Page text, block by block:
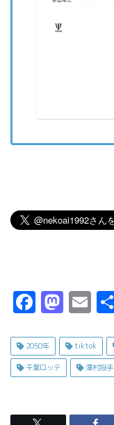
F
c
e
o
M
s
t
d
E
ai
l
2050年 tiktok
千葉ロッテ 澤村投手